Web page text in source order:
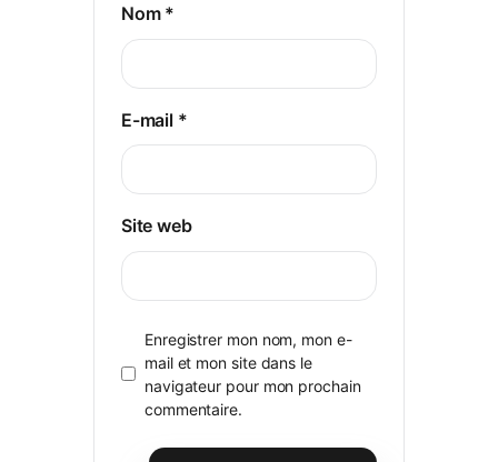
Nom *
E-mail *
Site web
Enregistrer mon nom, mon e-
mail et mon site dans le
navigateur pour mon prochain
commentaire.